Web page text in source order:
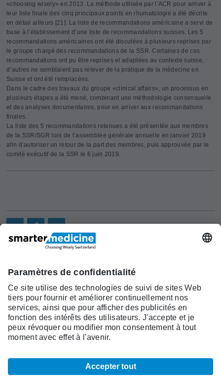
«choosing wisely» en 2013. La méthode utilisée par l’ACR pour arriver à
leur liste finale des cinq principaux points en rhumatologie a été décrite
en détail ailleurs [21]. La liste de recommandations américaine a servi de
base à l’établissement d’une liste de recommandations suisses. Les 5
recommandations américaines ont été discutées à plusieurs reprises par
le groupe chargé des recommandations de la SSR. Certaines de ces
recommandations ont pu être reprises et adaptées au contexte suisse,
d’autres ne semblaient pas relever de la pratique de la médecine en
Suisse et ont été remplacées.
Dans le cadre des travaux du groupe «clinical affairs», un processus en
plusieurs étapes a été mené, combinant une méthodologie consensuelle
et des analyses documentaires, pour en arriver aux recommandations
finales.
La liste des 5 recommandations retenues a été présentée aux membres
de la SSR/SGR lors de l’assemblée générale annuelle en janvier 2019
afin d’autoriser un retour de la part des membres, puis approuvée par le
comité exécutif de la SSR le 6 juin 2019.
smarter
medicine?
Liste Top 5
Recherche
Contact
c/o Société Suisse de Médécine
Interne Générale
Monbijoustrasse 43, Case postale,
3001 Berne
Tél. +41 31 370 40 00, Fax +41 31
370 40 19
smartermedicine@sgaim.ch
Mentions légales CCG
Indications légales